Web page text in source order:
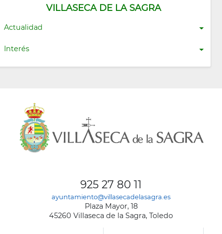
VILLASECA DE LA SAGRA
Actualidad
Interés
925 27 80 11
ayuntamiento@villasecadelasagra.es
Plaza Mayor, 18
45260 Villaseca de la Sagra, Toledo